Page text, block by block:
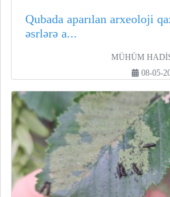
Qubada aparılan arxeoloji
əsrlərə a...
MÜHÜM
08-05-